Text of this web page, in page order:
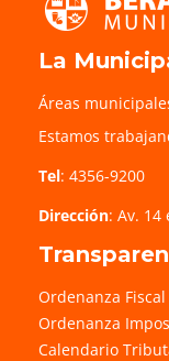
La
Áreas
Estamos
Tel: 4356-9200
Dirección: Av. 14
Ordenanza Fiscal
Ordenanza
Calendario